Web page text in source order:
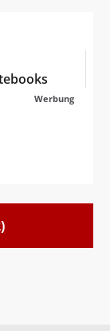
Werbung